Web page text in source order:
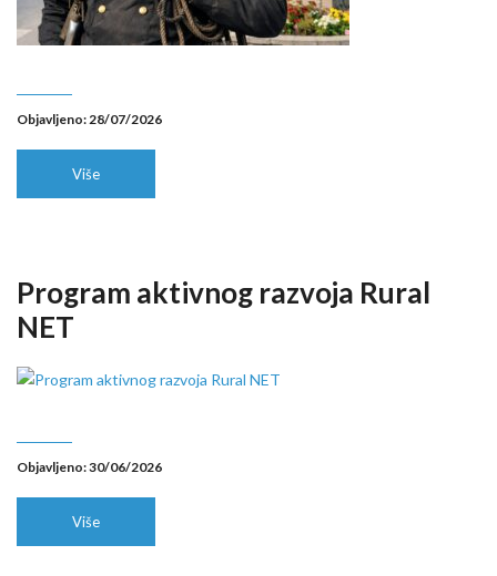
Objavljeno: 28/07/2026
Više
Program aktivnog razvoja Rural
NET
Objavljeno: 30/06/2026
Više